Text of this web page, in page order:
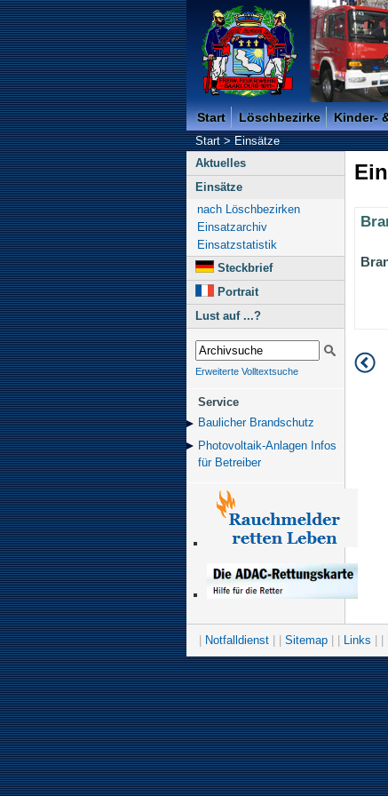
Freiwillige Feuerwehr
Start Löschbezirke Kinder-
Start>Einsätze
Aktuelles
Einsätze
nach Löschbezirken
Einsatzarchiv
Einsatzstatistik
Steckbrief
Portrait
Lust auf ...?
Erweiterte Volltextsuche
Service
Baulicher Brand­schutz
Photovoltaik-Anlagen Infos
für Betreiber
Notfalldienst Sitemap Links